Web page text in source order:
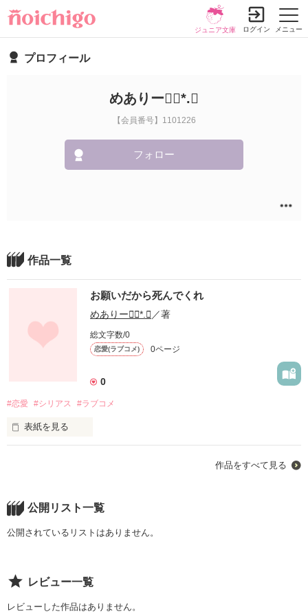
メニュー
ジュニア文庫 ログイン
プロフィール
めありー❁⃘*.ﾟ
【会員番号】1101226
フォロー
作品一覧
お願いだから死んでくれ
めありー❁⃘*.ﾟ ／著
総文字数/0
恋愛(ラブコメ) 0ページ
0
#恋愛 #シリアス #ラブコメ
表紙を見る
不幸って呼ぶやつは
作品をすべて見る
公開リスト一覧
公開されているリストはありません。
レビュー一覧
レビューした作品はありません。